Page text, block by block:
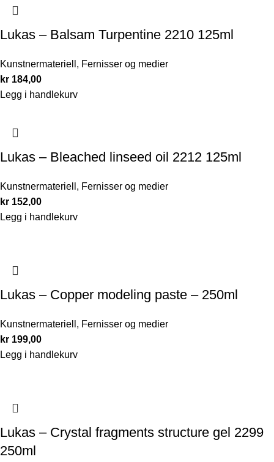
Lukas – Balsam Turpentine 2210 125ml
Kunstnermateriell , Fernisser og medier
kr 184,00
Legg i handlekurv
Lukas – Bleached linseed oil 2212 125ml
Kunstnermateriell , Fernisser og medier
kr 152,00
Legg i handlekurv
Lukas – Copper modeling paste – 250ml
Kunstnermateriell , Fernisser og medier
kr 199,00
Legg i handlekurv
Lukas – Crystal fragments structure gel 2299
250ml